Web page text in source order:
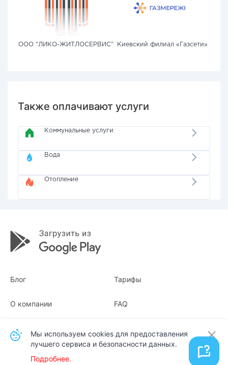
ООО "ЛИКО-ЖИТЛОСЕРВИС" Киевский филиал «Газсети»
Также оплачивают услуги
Коммунальные услуги
Вода
Отопление
Блог Тарифы
О компании
Квитанции
FAQ
Мы используем cookies для предоставления
лучшего сервиса и безопасности данных.
Подробнее.